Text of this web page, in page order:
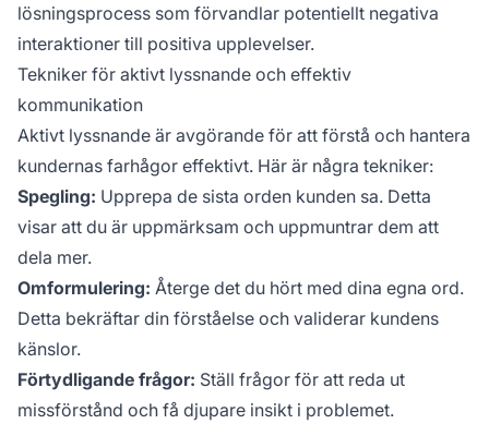
lösningsprocess som förvandlar potentiellt negativa
interaktioner till positiva upplevelser.
Tekniker för aktivt lyssnande och effektiv
kommunikation
Aktivt lyssnande är avgörande för att förstå och hantera
kundernas farhågor effektivt. Här är några tekniker:
Spegling: Upprepa de sista orden kunden sa. Detta
visar att du är uppmärksam och uppmuntrar dem att
dela mer.
Omformulering: Återge det du hört med dina egna ord.
Detta bekräftar din förståelse och validerar kundens
känslor.
Förtydligande frågor: Ställ frågor för att reda ut
missförstånd och få djupare insikt i problemet.